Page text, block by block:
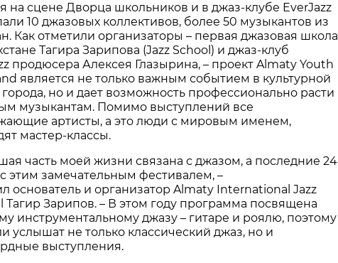
на сцене Дворца школьников и в джаз-клубе EverJazz
10 джазовых коллективов, более 50 музыкантов из
Как отметили организаторы – первая джазовая школа
Тагира Зарипова (Jazz School) и джаз-клуб
продюсера Алексея Глазырина, – проект Almaty Youth
является не только важным событием в культурной
но и дает возможность профессионально расти
музыкантам. Помимо выступлений все
артисты, а это люди с мировым именем,
мастер-классы.
часть моей жизни связана с джазом, а последние 24
этим замечательным фестивалем, –
основатель и организатор Almaty International Jazz
Тагир Зарипов. – В этом году программа посвящена
инструментальному джазу – гитаре и роялю, поэтому
услышат не только классический джаз, но и
выступления.